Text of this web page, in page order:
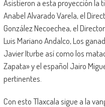
Asistieron a esta proyección la
Anabel Alvarado Varela, el
González Necoechea, el
Luis Mariano Andalco, Los
Javier Iturbe así como los
Zapata» y el español Jairo
pertinentes.
Con esto Tlaxcala sigue a la